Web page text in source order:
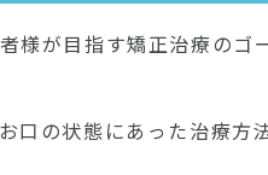
様が目指す矯正治療のゴ
口の状態にあった治療方